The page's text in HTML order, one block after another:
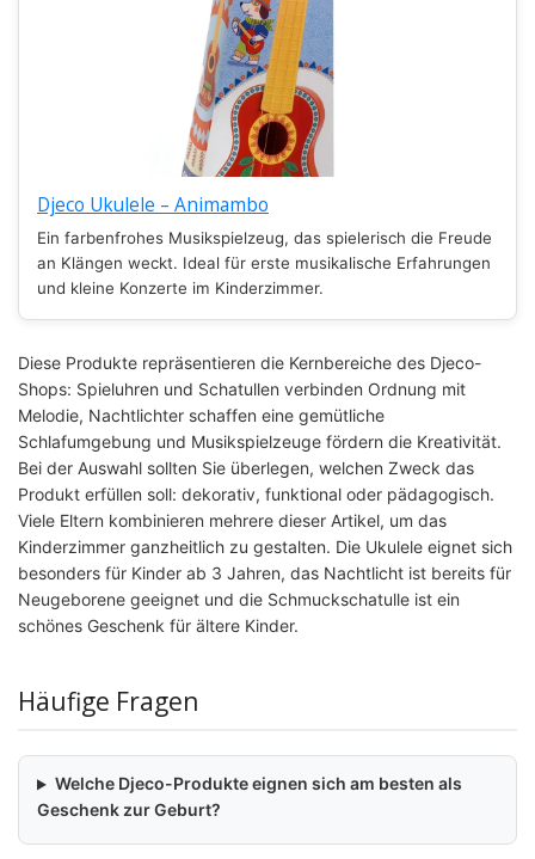
Djeco Ukulele – Animambo
Ein farbenfrohes Musikspielzeug, das spielerisch die Freude
an Klängen weckt. Ideal für erste musikalische Erfahrungen
und kleine Konzerte im Kinderzimmer.
Diese Produkte repräsentieren die Kernbereiche des Djeco-
Shops: Spieluhren und Schatullen verbinden Ordnung mit
Melodie, Nachtlichter schaffen eine gemütliche
Schlafumgebung und Musikspielzeuge fördern die Kreativität.
Bei der Auswahl sollten Sie überlegen, welchen Zweck das
Produkt erfüllen soll: dekorativ, funktional oder pädagogisch.
Viele Eltern kombinieren mehrere dieser Artikel, um das
Kinderzimmer ganzheitlich zu gestalten. Die Ukulele eignet sich
besonders für Kinder ab 3 Jahren, das Nachtlicht ist bereits für
Neugeborene geeignet und die Schmuckschatulle ist ein
schönes Geschenk für ältere Kinder.
Häufige Fragen
Welche Djeco-Produkte eignen sich am besten als
Geschenk zur Geburt?